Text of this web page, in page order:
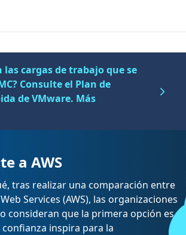
las cargas de trabajo que se
Consulte el Plan de
de VMware. Más
a AWS
tras realizar una comparación entre
Services (AWS), las organizaciones
consideran que la primera opción es
inspira para la